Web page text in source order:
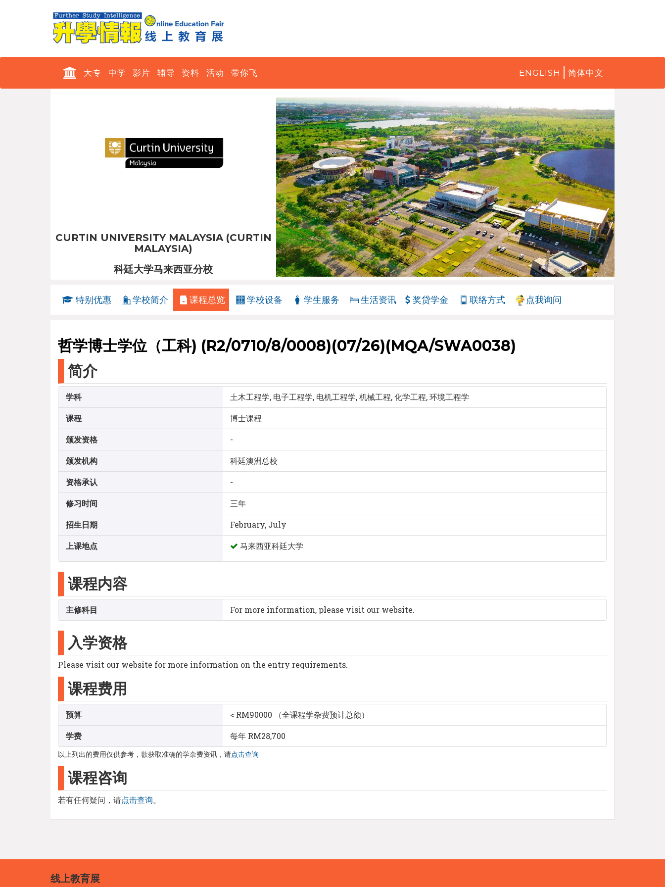
大专 中学 影片 辅导 资料 活动 带你飞 ENGLISH 简体中文
CURTIN UNIVERSITY MALAYSIA (CURTIN
MALAYSIA)
科廷大学马来西亚分校
特别优惠 学校简介 课程总览 学校设备 学生服务 生活资讯 奖贷学金 联络方式 点我询问
哲学博士学位（工科) (R2/0710/8/0008)(07/26)(MQA/SWA0038)
简介
学科 土木工程学, 电子工程学, 电机工程学, 机械工程, 化学工程, 环境工程学
课程 博士课程
颁发资格 -
颁发机构 科廷澳洲总校
资格承认 -
修习时间 三年
招生日期 February, July
上课地点 马来西亚科廷大学
课程内容
主修科目 For more information, please visit our website.
入学资格
Please visit our website for more information on the entry requirements.
课程费用
预算 < RM90000 （全课程学杂费预计总额）
学费 每年 RM28,700
以上列出的费用仅供参考，欲获取准确的学杂费资讯，请点击查询
课程咨询
若有任何疑问，请点击查询。
线上教育展